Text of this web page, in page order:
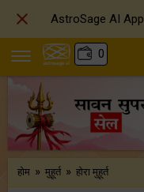
0
होम » मुहूर्त » होरा मुहूर्त
 AstroSage AI App